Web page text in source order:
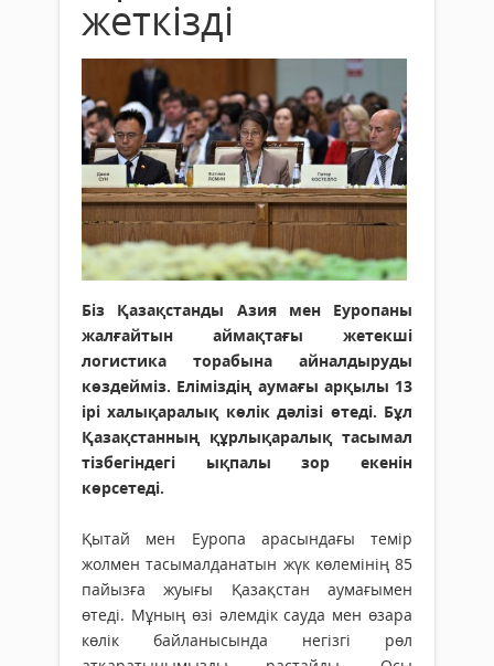
жеткізді
Біз Қазақстанды Азия мен Еуропаны
жалғайтын аймақтағы жетекші
логистика торабына айналдыруды
көздейміз. Еліміздің аумағы арқылы 13
ірі халықаралық көлік дәлізі өтеді. Бұл
Қазақстанның құрлықаралық тасымал
тізбегіндегі ықпалы зор екенін
көрсетеді.
Қытай мен Еуропа арасындағы темір
жолмен тасымалданатын жүк көлемінің 85
пайызға жуығы Қазақстан аумағымен
өтеді. Мұның өзі әлемдік сауда мен өзара
көлік байланысында негізгі рөл